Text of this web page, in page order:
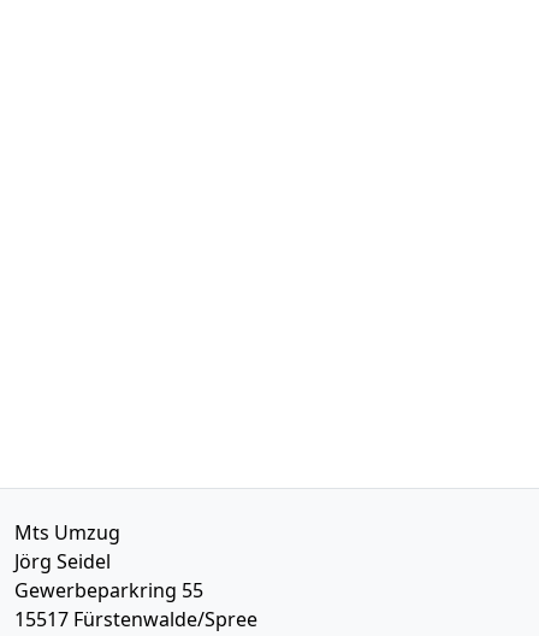
Mts Umzug
Jörg Seidel
Gewerbeparkring 55
15517 Fürstenwalde/Spree